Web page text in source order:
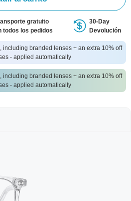
gratuito
todos los pedidos
30-Day
Devolución
including branded lenses + an extra 10% off
- applied automatically
including branded lenses + an extra 10% off
- applied automatically